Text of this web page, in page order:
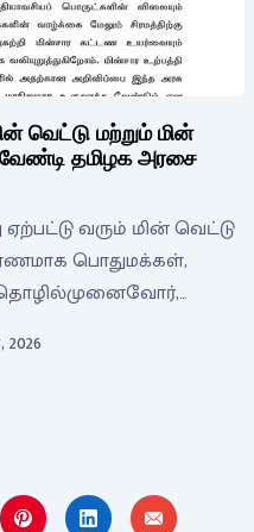
வெட்டு மற்றும் மின்
தமிழக அரசை
ஏற்பட்டு வரும் மின் வெட்டு
பொதுமக்கள்,
தொழில்முனைவோர்,…
2026